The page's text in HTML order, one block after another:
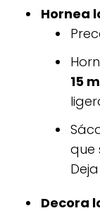
Hornea
15
que
Decora